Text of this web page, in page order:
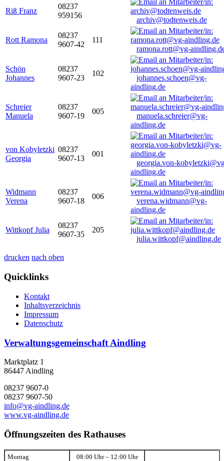
Riß Franz
08237
959156
archiv@todtenweis.de
Rott Ramona
08237
9607-42
111
ramona.rott@vg-
Schön
Johannes
08237
9607-23
102
johannes.schoen@vg-
aindling.de
Schreier
Manuela
08237
9607-19
005
manuela.schreier@vg-
aindling.de
von Kobyletzki
Georgia
08237
9607-13
001
georgia.von-
aindling.de
Widmann
Verena
08237
9607-18
006
verena.widmann@vg-
aindling.de
Wittkopf Julia
08237
9607-35
205
julia.wittkopf@aindling.de
drucken nach oben
Quicklinks
Kontakt
Inhaltsverzeichnis
Impressum
Datenschutz
Verwaltungsgemeinschaft Aindling
Marktplatz 1
86447 Aindling
08237 9607-0
08237 9607-50
info@vg-aindling.de
www.vg-aindling.de
Öffnungszeiten des Rathauses
Montag 08:00 Uhr – 12:00 Uhr